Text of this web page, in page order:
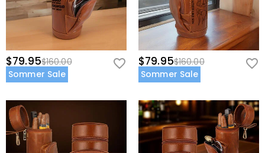
$79.95$160.00
Sommer Sale
$79.95$160.00
Sommer Sale